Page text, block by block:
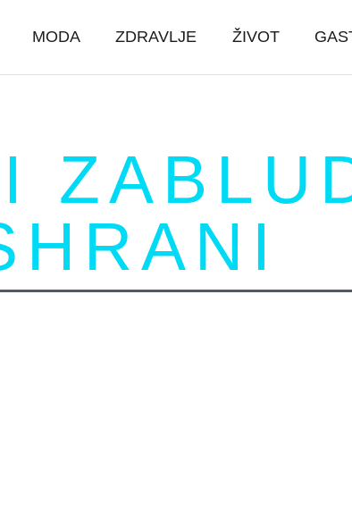
MODA ZDRAVLJE ŽIVOT